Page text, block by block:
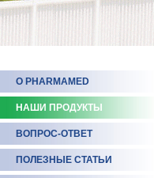
О PHARMAMED
НАШИ ПРОДУКТЫ
ВОПРОС-ОТВЕТ
ПОЛЕЗНЫЕ СТАТЬИ